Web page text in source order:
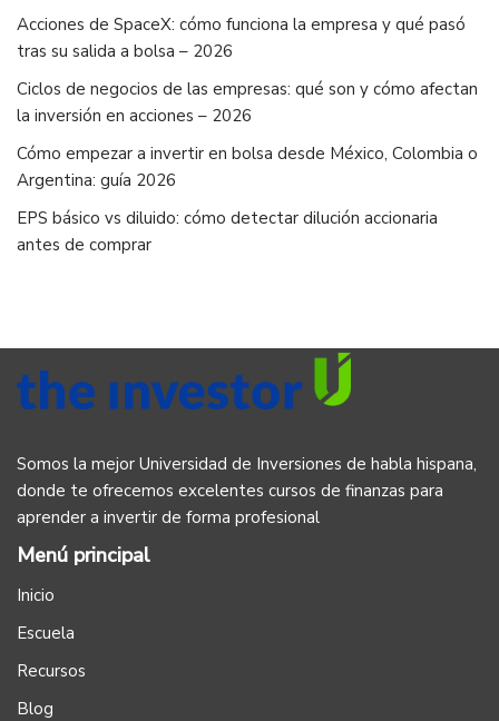
Acciones de SpaceX: cómo funciona la empresa y qué pasó
tras su salida a bolsa – 2026
Ciclos de negocios de las empresas: qué son y cómo afectan
la inversión en acciones – 2026
Cómo empezar a invertir en bolsa desde México, Colombia o
Argentina: guía 2026
EPS básico vs diluido: cómo detectar dilución accionaria
antes de comprar
Somos la mejor Universidad de Inversiones de habla hispana,
donde te ofrecemos excelentes cursos de finanzas para
aprender a invertir de forma profesional
Menú principal
Inicio
Escuela
Recursos
Blog